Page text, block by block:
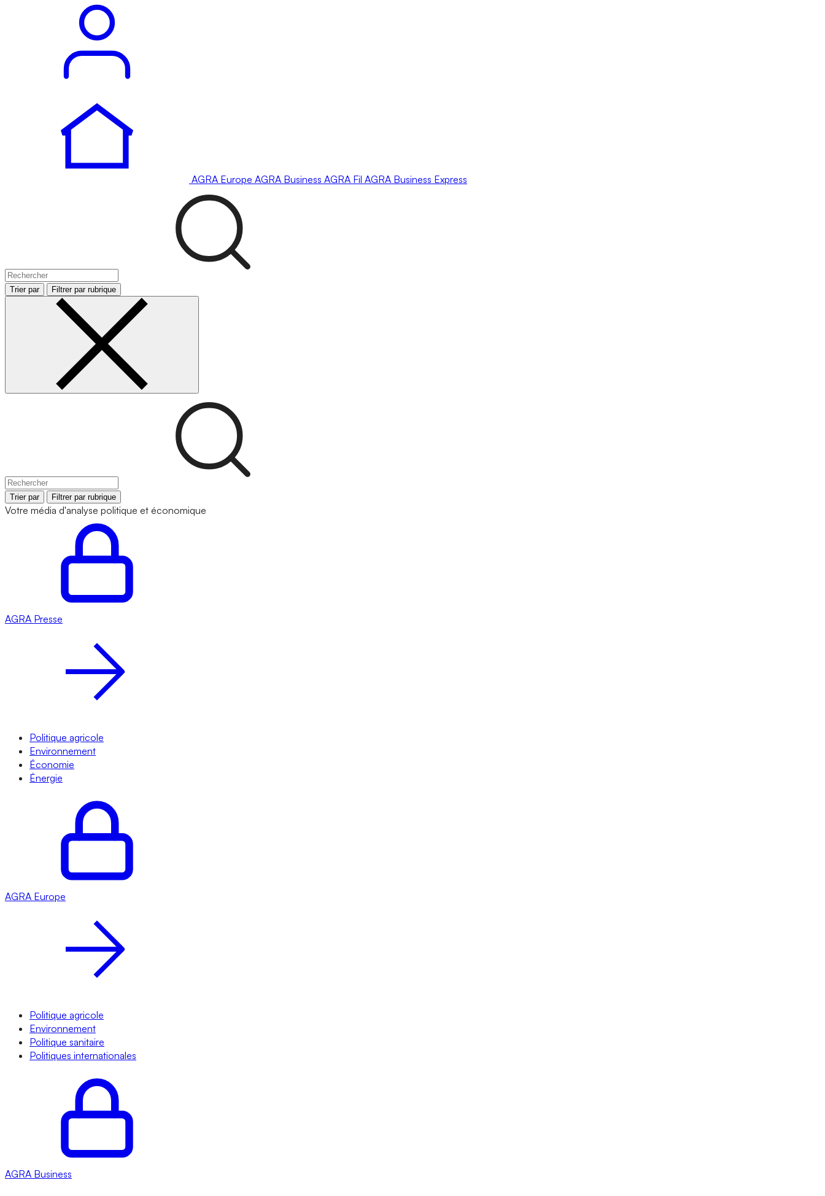
AGRA Europe AGRA Business AGRA Fil AGRA Business Express
Trier par Filtrer par rubrique
Trier par Filtrer par rubrique
Votre média d'analyse politique et économique
AGRA Presse
Politique agricole
Environnement
Économie
Énergie
AGRA Europe
Politique agricole
Environnement
Politique sanitaire
Politiques internationales
AGRA Business